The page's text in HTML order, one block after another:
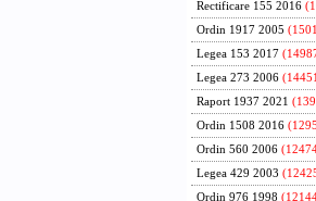
Rectificare 155 2016
Ordin 1917 2005
Legea 153 2017
Legea 273 2006
Raport 1937 2021
Ordin 1508 2016
Ordin 560 2006
Legea 429 2003
Ordin 976 1998